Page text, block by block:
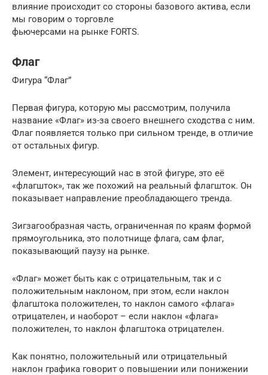
влияние происходит со стороны базового актива, если
мы говорим о торговле
фьючерсами на рынке FORTS.
Флаг
Фигура “Флаг”
Первая фигура, которую мы рассмотрим, получила
название «Флаг» из-за своего внешнего сходства с ним.
Флаг появляется только при сильном тренде, в отличие
от остальных фигур.
Элемент, интересующий нас в этой фигуре, это её
«флагшток», так же похожий на реальный флагшток. Он
показывает направление преобладающего тренда.
Зигзагообразная часть, ограниченная по краям формой
прямоугольника, это полотнище флага, сам флаг,
показывающий паузу на рынке.
«Флаг» может быть как с отрицательным, так и с
положительным наклоном, при этом, если наклон
флагштока положителен, то наклон самого «флага»
отрицателен, и наоборот – если наклон «флага»
положителен, то наклон флагштока отрицателен.
Как понятно, положительный или отрицательный
наклон графика говорит о повышении или понижении